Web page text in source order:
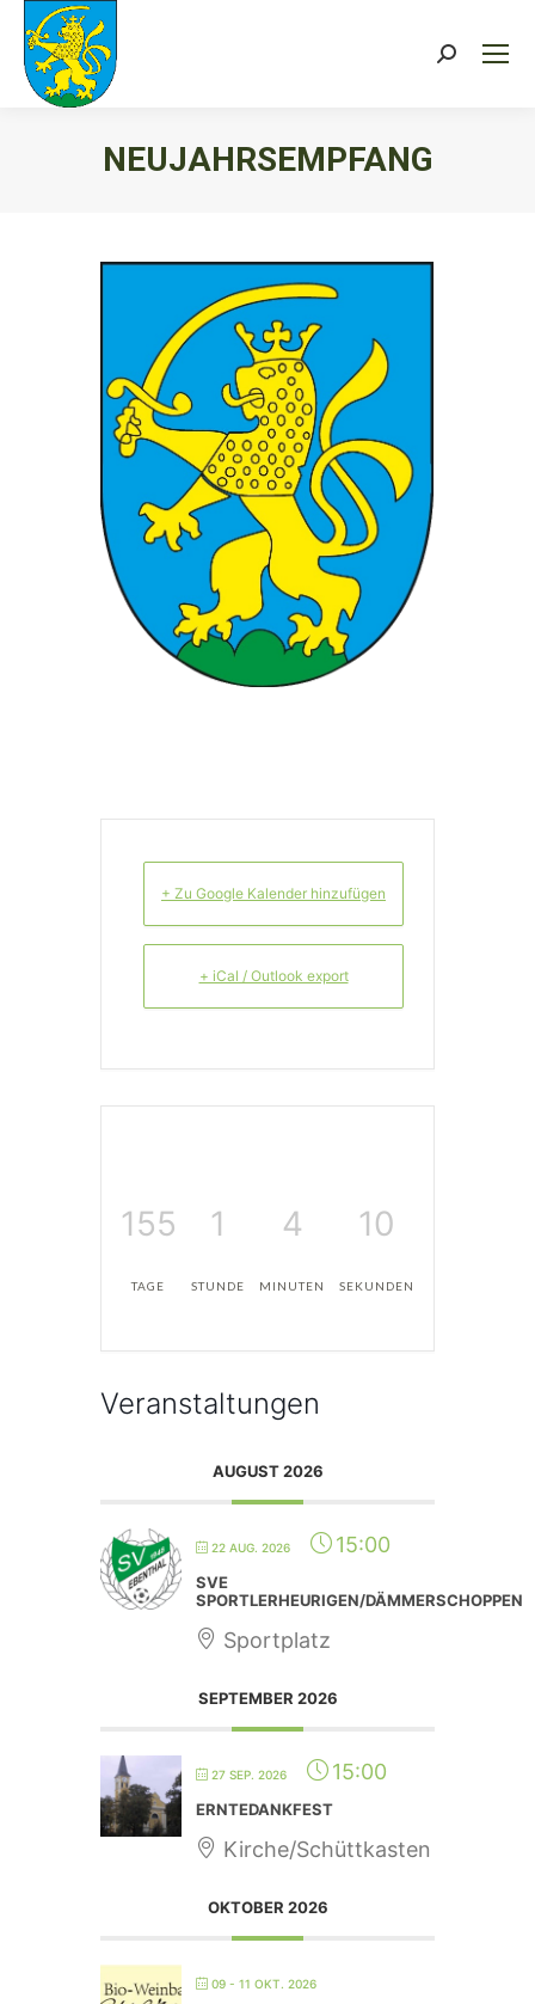
Search:
NEUJAHRSEMPFANG
+ Zu Google Kalender hinzufügen
+ iCal / Outlook export
155
TAGE
1
STUNDE
4
MINUTEN
10
SEKUNDEN
Veranstaltungen
AUGUST 2026
22 AUG. 2026 15:00
SVE
SPORTLERHEURIGEN/DÄMMERSCHOPPEN
Sportplatz
SEPTEMBER 2026
27 SEP. 2026 15:00
ERNTEDANKFEST
Kirche/Schüttkasten
OKTOBER 2026
09 - 11 OKT. 2026